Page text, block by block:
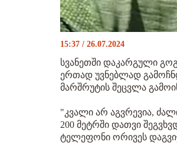
15:37 / 26.07.2024
სვანეთში დაკარგული
ერთად უვნებლად
მარშრუტის შეცვლა
"კვალი არ აგვრევია,
200 მეტრში დათვი
ტელეფონი ორივეს